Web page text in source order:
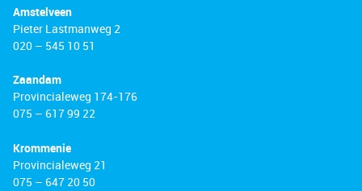
Amstelveen
Pieter Lastmanweg 2
020 – 545 10 51
Zaandam
Provincialeweg 174-176
075 – 617 99 22
Krommenie
Provincialeweg 21
075 – 647 20 50